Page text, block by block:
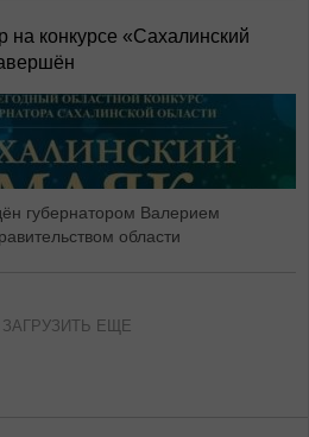
на конкурсе «Сахалинский
губернатором Валерием
области
ЗАГРУЗИТЬ ЕЩЕ